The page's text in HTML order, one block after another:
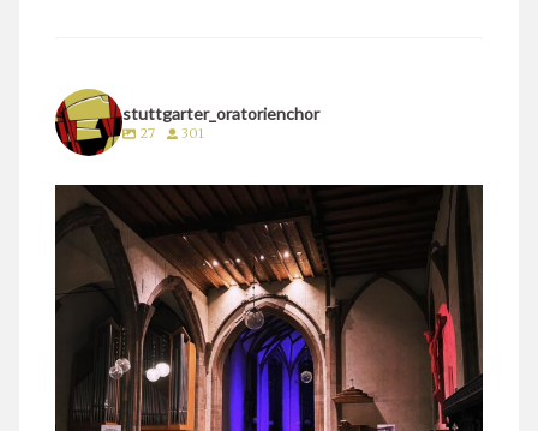
stuttgarter_oratorienchor
27 301
stuttgarter_oratorienchor
März 24